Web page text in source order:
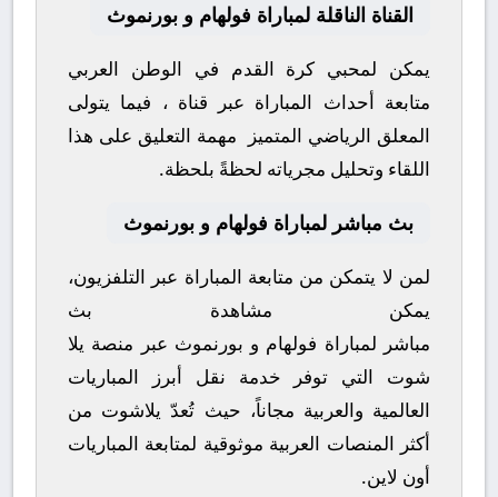
القناة الناقلة لمباراة فولهام و بورنموث
يمكن لمحبي كرة القدم في الوطن العربي
متابعة أحداث المباراة عبر قناة، فيما يتولى
المعلق الرياضي المتميز
مهمة التعليق على هذا
اللقاء وتحليل مجرياته لحظةً بلحظة.
بث مباشر لمباراة فولهام و بورنموث
لمن لا يتمكن من متابعة المباراة عبر التلفزيون،
يمكن مشاهدة بث
مباشر لمباراة فولهام و بورنموث عبر منصة يلا
شوت التي توفر خدمة نقل أبرز المباريات
العالمية والعربية مجاناً، حيث تُعدّ يلاشوت من
أكثر المنصات العربية موثوقية لمتابعة المباريات
أون لاين.